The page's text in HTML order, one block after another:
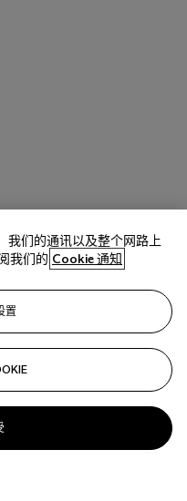
我们的通讯以及整个网路上
我们的 Cookie 通知
置